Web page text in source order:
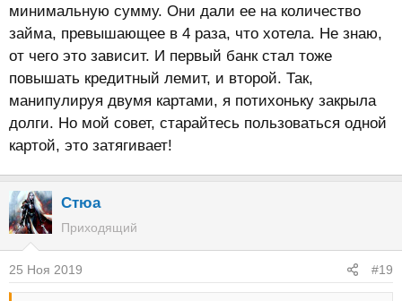
минимальную сумму. Они дали ее на количество
займа, превышающее в 4 раза, что хотела. Не знаю,
от чего это зависит. И первый банк стал тоже
повышать кредитный лемит, и второй. Так,
манипулируя двумя картами, я потихоньку закрыла
долги. Но мой совет, старайтесь пользоваться одной
картой, это затягивает!
Стюа
Приходящий
25 Ноя 2019 #19